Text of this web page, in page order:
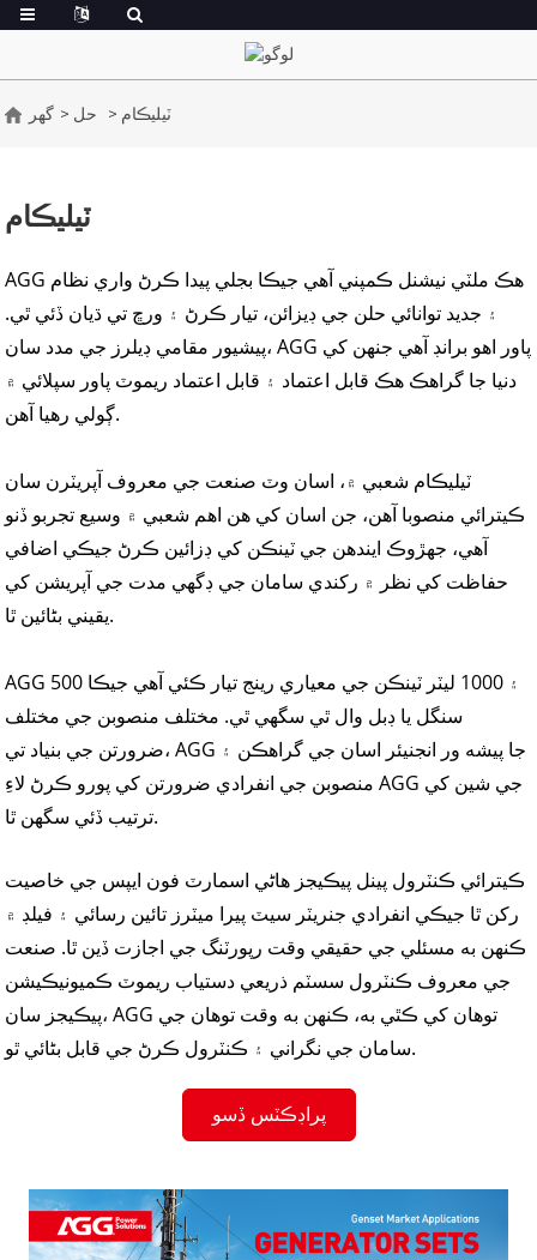
گھر حل ٽيليڪام
ٽيليڪام
AGG هڪ ملٽي نيشنل ڪمپني آهي جيڪا بجلي پيدا ڪرڻ واري نظام
۽ جديد توانائي حلن جي ڊيزائن، تيار ڪرڻ ۽ ورڇ تي ڌيان ڏئي ٿي.
پيشيور مقامي ڊيلرز جي مدد سان، AGG پاور اهو برانڊ آهي جنهن کي
دنيا جا گراهڪ هڪ قابل اعتماد ۽ قابل اعتماد ريموٽ پاور سپلائي ۾
ڳولي رهيا آهن.
ٽيليڪام شعبي ۾، اسان وٽ صنعت جي معروف آپريٽرن سان
ڪيترائي منصوبا آهن، جن اسان کي هن اهم شعبي ۾ وسيع تجربو ڏنو
آهي، جهڙوڪ ايندھن جي ٽينڪن کي ڊزائين ڪرڻ جيڪي اضافي
حفاظت کي نظر ۾ رکندي سامان جي ڊگهي مدت جي آپريشن کي
يقيني بڻائين ٿا.
AGG 500 ۽ 1000 ليٽر ٽينڪن جي معياري رينج تيار ڪئي آهي جيڪا
سنگل يا ڊبل وال ٿي سگهي ٿي. مختلف منصوبن جي مختلف
ضرورتن جي بنياد تي، AGG جا پيشه ور انجنيئر اسان جي گراهڪن ۽
منصوبن جي انفرادي ضرورتن کي پورو ڪرڻ لاءِ AGG جي شين کي
ترتيب ڏئي سگهن ٿا.
ڪيترائي ڪنٽرول پينل پيڪيجز هاڻي اسمارٽ فون ايپس جي خاصيت
رکن ٿا جيڪي انفرادي جنريٽر سيٽ پيرا ميٽرز تائين رسائي ۽ فيلڊ ۾
ڪنهن به مسئلي جي حقيقي وقت رپورٽنگ جي اجازت ڏين ٿا. صنعت
جي معروف ڪنٽرول سسٽم ذريعي دستياب ريموٽ ڪميونيڪيشن
پيڪيجز سان، AGG توهان کي ڪٿي به، ڪنهن به وقت توهان جي
سامان جي نگراني ۽ ڪنٽرول ڪرڻ جي قابل بڻائي ٿو.
پراڊڪٽس ڏسو